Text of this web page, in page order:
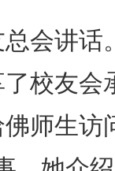
会讲
校友
师生访